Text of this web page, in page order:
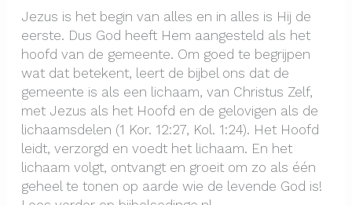
Jezus is het begin van alles en in alles is Hij de
eerste. Dus God heeft Hem aangesteld als het
hoofd van de gemeente. Om goed te begrijpen
wat dat betekent, leert de bijbel ons dat de
gemeente is als een lichaam, van Christus Zelf,
met Jezus als het Hoofd en de gelovigen als de
lichaamsdelen (1 Kor. 12:27, Kol. 1:24). Het Hoofd
leidt, verzorgd en voedt het lichaam. En het
lichaam volgt, ontvangt en groeit om zo als één
geheel te tonen op aarde wie de levende God is!